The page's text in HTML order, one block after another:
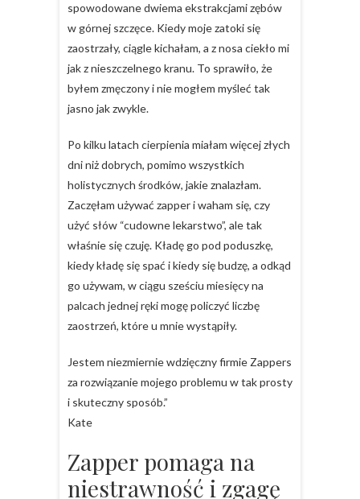
spowodowane dwiema ekstrakcjami zębów
w górnej szczęce. Kiedy moje zatoki się
zaostrzały, ciągle kichałam, a z nosa ciekło mi
jak z nieszczelnego kranu. To sprawiło, że
byłem zmęczony i nie mogłem myśleć tak
jasno jak zwykle.
Po kilku latach cierpienia miałam więcej złych
dni niż dobrych, pomimo wszystkich
holistycznych środków, jakie znalazłam.
Zaczęłam używać zapper i waham się, czy
użyć słów “cudowne lekarstwo”, ale tak
właśnie się czuję. Kładę go pod poduszkę,
kiedy kładę się spać i kiedy się budzę, a odkąd
go używam, w ciągu sześciu miesięcy na
palcach jednej ręki mogę policzyć liczbę
zaostrzeń, które u mnie wystąpiły.
Jestem niezmiernie wdzięczny firmie Zappers
za rozwiązanie mojego problemu w tak prosty
i skuteczny sposób.”
Kate
Zapper pomaga na
niestrawność i zgagę